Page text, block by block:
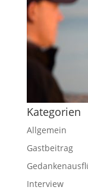
Kategorien
Allgemein
Gastbeitrag
Interview